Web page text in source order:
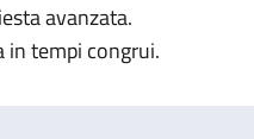
avanzata.
in tempi congrui.